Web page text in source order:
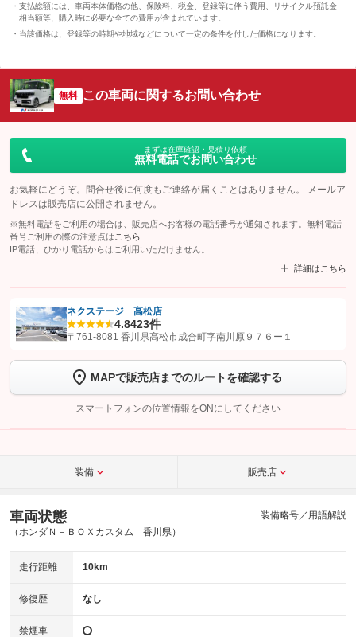
支払総額には、車両本体価格の他、保険料、税金、登録等に伴う費用、リサイクル預託金
相当額等、購入時に必要な全ての費用が含まれています。
当該価格は、登録等の時期や地域などについて一定の条件を付した価格になります。
無料 この車両に関するお問い合わせ
まずは在庫確認・見積り依頼
無料電話でお問い合わせ
お気軽にどうぞ。問合せ後に何度もご連絡が届くことはありません。 メールア
ドレスは販売店に公開されません。
※無料電話をご利用の場合は、販売店へお客様の電話番号が通知されます。無料電話
番号ご利用の際の注意点は こちら
IP電話、ひかり電話からはご利用いただけません。
詳細はこちら
【STEP1】認証画面でグーネットを友だち追加してから「許可する」ボタンを押
トーク画面で
ボタンをタップして問い合わせを
完了してください。
こちら
ネクステージ 高松店
4.8423件
〒761-8081 香川県高松市成合町字南川原９７６ー１
MAPで販売店までのルートを確認する
スマートフォンの位置情報をONにしてください
装備 販売店
車両状態
（ホンダＮ－ＢＯＸカスタム 香川県）
装備略号／用語解説
走行距離 10km
修復歴 なし
禁煙車